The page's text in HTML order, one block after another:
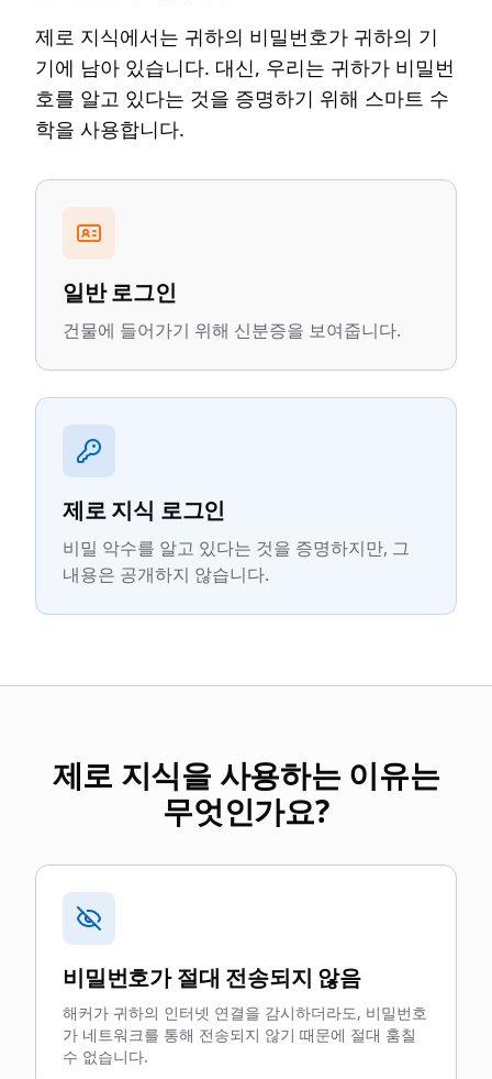
제로 지식에서는 귀하의 비밀번호가 귀하의 기
기에 남아 있습니다. 대신, 우리는 귀하가 비밀번
호를 알고 있다는 것을 증명하기 위해 스마트 수
학을 사용합니다.
일반 로그인
건물에 들어가기 위해 신분증을 보여줍니다.
제로 지식 로그인
비밀 악수를 알고 있다는 것을 증명하지만, 그
내용은 공개하지 않습니다.
제로 지식을 사용하는 이유는
무엇인가요?
비밀번호가 절대 전송되지 않음
해커가 귀하의 인터넷 연결을 감시하더라도, 비밀번호
가 네트워크를 통해 전송되지 않기 때문에 절대 훔칠
수 없습니다.